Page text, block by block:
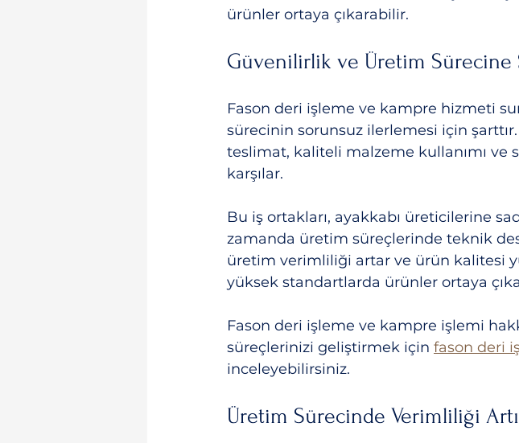
ürünler ortaya çıkarabilir.
Güvenilirlik ve Üretim Sürecine
Fason deri işleme ve kampre hizmeti
sürecinin sorunsuz ilerlemesi için
teslimat, kaliteli malzeme kullanımı
karşılar.
Bu iş ortakları, ayakkabı üreticilerine
zamanda üretim süreçlerinde teknik
üretim verimliliği artar ve ürün kalitesi
yüksek standartlarda ürünler ortaya
Fason deri işleme ve kampre işlemi
süreçlerinizi geliştirmek için fason deri
inceleyebilirsiniz.
Üretim Sürecinde Verimliliği